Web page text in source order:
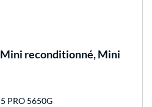
reconditionné, Mini
PRO 5650G